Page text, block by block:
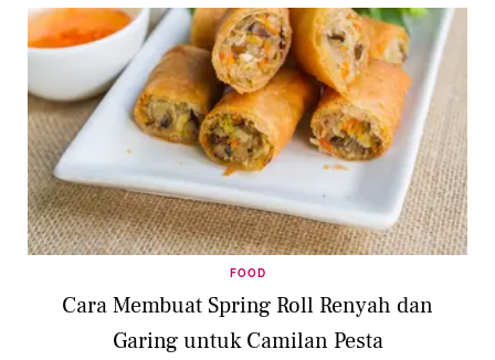
FOOD
Cara Membuat Spring Roll Renyah dan
Garing untuk Camilan Pesta